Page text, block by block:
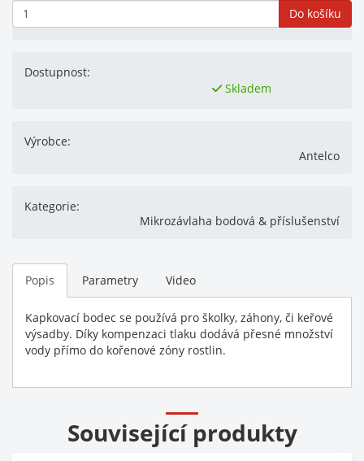
Do košíku
Dostupnost:
Skladem
Výrobce:
Antelco
Kategorie:
Mikrozávlaha bodová & příslušenství
Popis Parametry Video
Kapkovací bodec se používá pro školky, záhony, či keřové
výsadby. Díky kompenzaci tlaku dodává přesné množství
vody přímo do kořenové zóny rostlin.
Související produkty